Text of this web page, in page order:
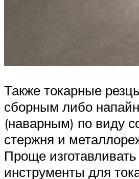
Также токарные
сборным либо
(наварным) по виду
стержня и
Проще
инструменты для